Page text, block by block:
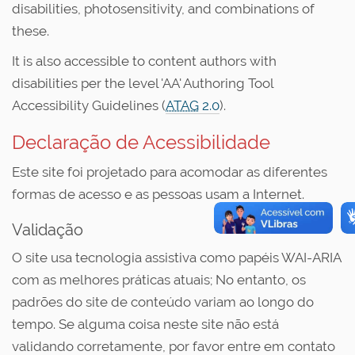
disabilities, photosensitivity, and combinations of
these.
It is also accessible to content authors with
disabilities per the level 'AA' Authoring Tool
Accessibility Guidelines (ATAG 2.0).
Declaração de Acessibilidade
Este site foi projetado para acomodar as diferentes
formas de acesso e as pessoas usam a Internet.
Validação
O site usa tecnologia assistiva como papéis WAI-ARIA
com as melhores práticas atuais; No entanto, os
padrões do site de conteúdo variam ao longo do
tempo. Se alguma coisa neste site não está
validando corretamente, por favor entre em contato